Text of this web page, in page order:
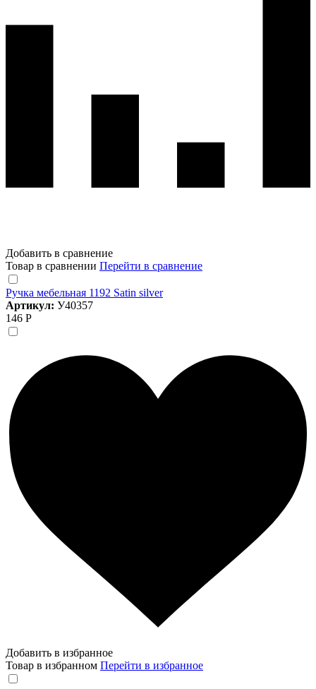
Добавить в сравнение
Товар в сравнении Перейти в сравнение
Ручка мебельная 1192 Satin silver
Артикул: У40357
146 Р
Добавить в избранное
Товар в избранном Перейти в избранное